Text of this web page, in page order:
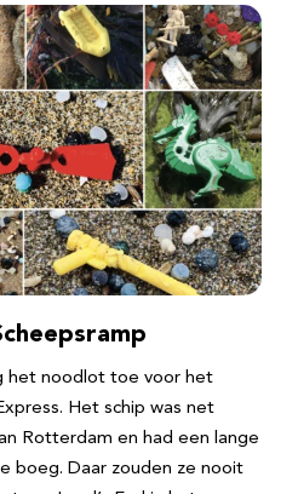
het noodlot toe voor het
Het schip was net
Rotterdam en had een lange
boeg. Daar zouden ze nooit